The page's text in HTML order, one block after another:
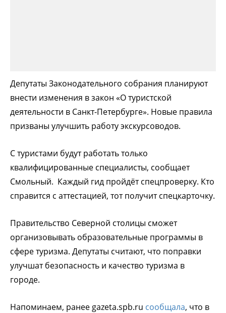
Депутаты Законодательного собрания планируют
внести изменения в закон «О туристской
деятельности в Санкт-Петербурге». Новые правила
призваны улучшить работу экскурсоводов.
С туристами будут работать только
квалифицированные специалисты, сообщает
Смольный. Каждый гид пройдёт спецпроверку. Кто
справится с аттестацией, тот получит спецкарточку.
Правительство Северной столицы сможет
организовывать образовательные программы в
сфере туризма. Депутаты считают, что поправки
улучшат безопасность и качество туризма в
городе.
Напоминаем, ранее gazeta.spb.ru сообщала, что в